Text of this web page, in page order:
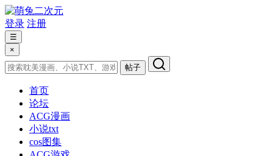
登录 注册
☰
×
帖子
首页
论坛
ACG漫画
小说txt
cos图集